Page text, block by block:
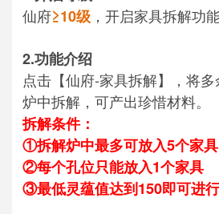
仙府≥10级，开启家具拆解功能
2.功能介绍
点击【仙府-家具拆解】，将
炉中拆解，可产出珍惜材料。
拆解条件：
①拆解炉中最多可放入5个家具
②每个孔位只能放入1个家具
③最低灵蕴值达到150即可进行